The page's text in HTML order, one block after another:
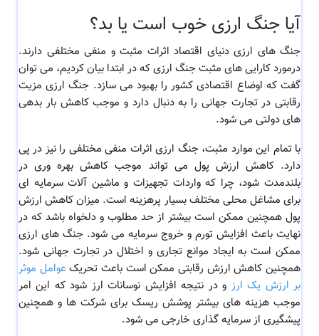
آیا جنگ ارزی خوب است یا بد؟
جنگ های ارزی دنیای اقتصاد اثرات مثبت و منفی مختلفی دارند.
درمورد کارایی های مثبت جنگ ارزی که در ابتدا بیان کردیم، می توان
گفت که اوضاع اقتصادی کشور را بهبود می سازد. جنگ ارزی مزیت
رقابتی در تجارت جهانی را به دنبال دارد و موجب کاهش بار بدهی
های دولتی می شود.
با تمام این موارد مثبت، جنگ ارزی اثرات منفی مختلفی را نیز در پی
دارد. کاهش ارزش پول می تواند موجب کاهش بهره وری در
بلندمدت شود، چرا که واردات تجهیزات و ماشین آلات سرمایه ای
برای مشاغل محلی مختلف بسیار پرهزینه است. میزان کاهش ارزش
پول همچنین ممکن است بیشتر از حد مطلوب و دلخواه باشد که در
نهایت باعث افزایش تورم و خروج سرمایه می شود. جنگ های ارزی
ممکن است به ایجاد موانع تجاری و اختلال در تجارت جهانی شود.
همچنین کاهش ارزش رقابتی ممکن است باعث تحریک عوامل موثر
بر ارزش یک ارز و در نتیجه افزایش نوسانات ارز شود که این امر
موجب هزینه های بیشتر پوشش ریسک برای شرکت ها و همچنین
پیشگیری از سرمایه گذاری خارجی می شود.